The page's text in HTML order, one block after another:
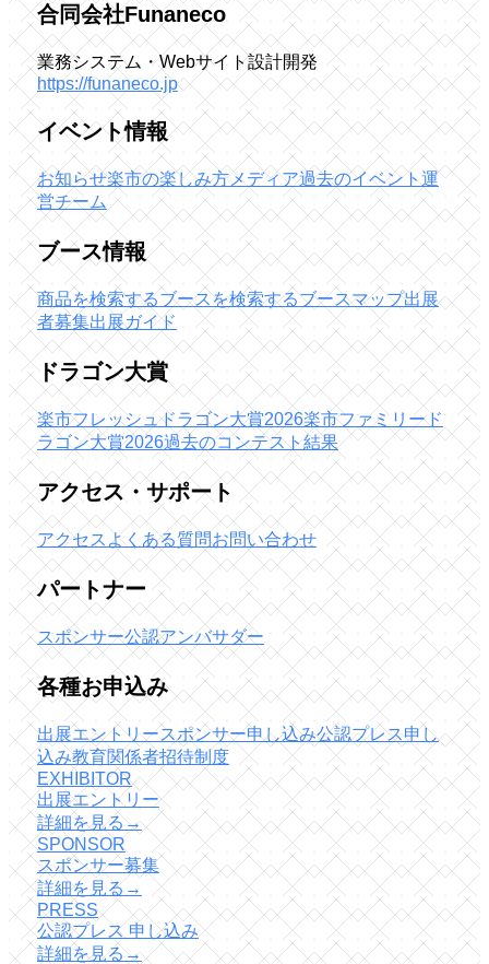
合同会社Funaneco
業務システム・Webサイト設計開発
https://funaneco.jp
イベント情報
お知らせ楽市の楽しみ方メディア過去のイベント運
営チーム
ブース情報
商品を検索するブースを検索するブースマップ出展
者募集出展ガイド
ドラゴン大賞
楽市フレッシュドラゴン大賞2026楽市ファミリード
ラゴン大賞2026過去のコンテスト結果
アクセス・サポート
アクセス よくある質問お問い合わせ
パートナー
スポンサー公認アンバサダー
各種お申込み
出展エントリースポンサー申し込み公認プレス申し
込み教育関係者招待制度
EXHIBITOR
出展エントリー
詳細を見る→
SPONSOR
スポンサー募集
詳細を見る→
PRESS
公認プレス 申し込み
詳細を見る→